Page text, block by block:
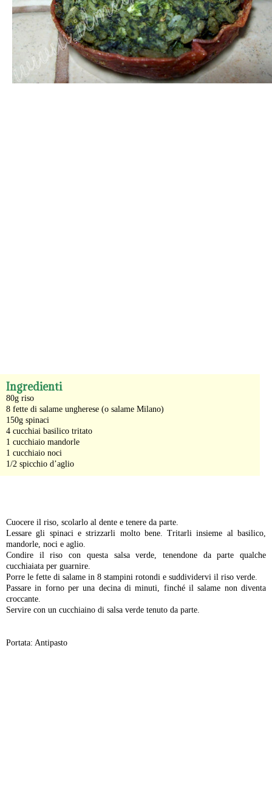
Ingredienti
80g riso
8 fette di salame ungherese (o salame Milano)
150g spinaci
4 cucchiai basilico tritato
1 cucchiaio mandorle
1 cucchiaio noci
1/2 spicchio d’aglio
Cuocere il riso, scolarlo al dente e tenere da parte.
Lessare gli spinaci e strizzarli molto bene. Tritarli insieme al basilico,
mandorle, noci e aglio.
Condire il riso con questa salsa verde, tenendone da parte qualche
cucchiaiata per guarnire.
Porre le fette di salame in 8 stampini rotondi e suddividervi il riso verde.
Passare in forno per una decina di minuti, finché il salame non diventa
croccante.
Servire con un cucchiaino di salsa verde tenuto da parte.
Portata: Antipasto